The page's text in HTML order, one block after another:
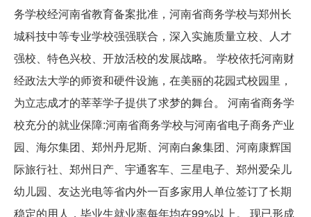
务学校经河南省教育备案批准，河南省商务学校与郑州长
城科技中等专业学校强强联合，深入实施质量立校、人才
强校、特色兴校、开放活校的发展战略。 学校依托河南财
经政法大学的师资和硬件设施，在美丽的花园式校园里，
为立志成才的莘莘学子提供了求梦的舞台。 河南省商务学
校充分的就业保障:河南省商务学校与河南省电子商务产业
园、海尔集团、郑州丹尼斯、河南白象集团、河南康辉国
际旅行社、郑州日产、宇通客车、三星电子、郑州爱朵儿
幼儿园、友达光电等省内外一百多家用人单位签订了长期
稳定的用人，毕业生就业率每年均在99%以上。 现已形成